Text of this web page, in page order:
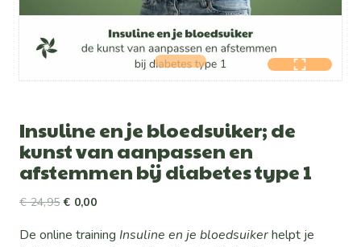
Insuline en je bloedsuiker; de
kunst van aanpassen en
afstemmen bij diabetes type 1
€24,95Oorspronkelijke
was:
€ 0,00Huidige
is:
De online training Insuline en je bloedsuikerhelpt je